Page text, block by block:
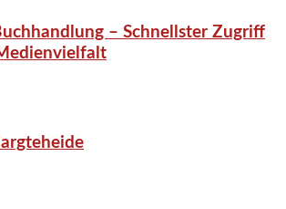
– Schnellster Zugriff